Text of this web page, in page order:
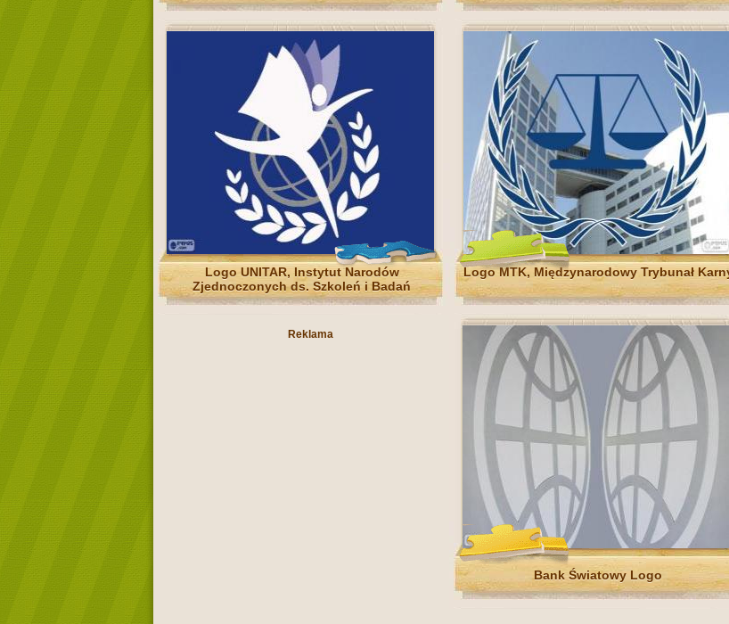
Logo UNITAR, Instytut Narodów
Zjednoczonych ds. Szkoleń i Badań
Logo MTK, Międzynarodowy Trybunał
Reklama
Bank Światowy Logo